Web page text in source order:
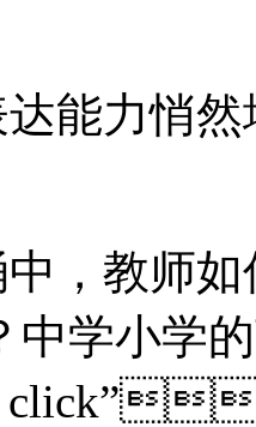
悄然增长
，教师如
中学小学